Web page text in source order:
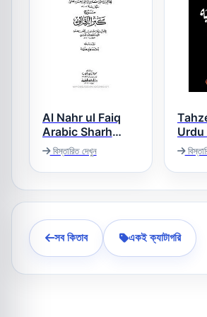
Al Nahr ul Faiq
Arabic Sharh
Kanz ud Daqaiq
النهر الفائق عربی
شرح کنز الدقائق
বিস্তারিত দেখুন
Urdu
সব কিতাব একই ক্যাটাগরি